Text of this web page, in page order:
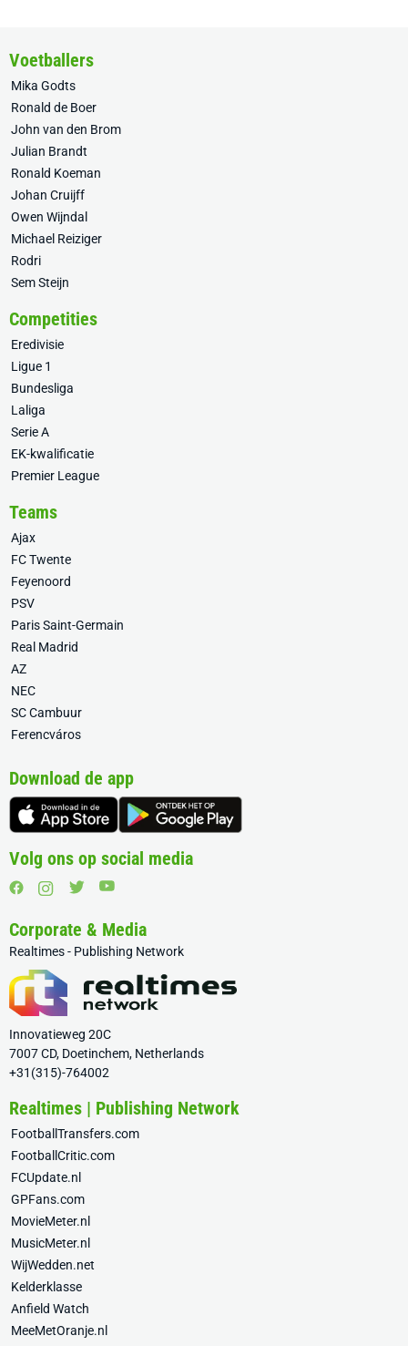
Voetballers
Mika Godts
Ronald de Boer
John van den Brom
Julian Brandt
Ronald Koeman
Johan Cruijff
Owen Wijndal
Michael Reiziger
Rodri
Sem Steijn
Competities
Eredivisie
Ligue 1
Bundesliga
Laliga
Serie A
EK-kwalificatie
Premier League
Teams
Ajax
FC Twente
Feyenoord
PSV
Paris Saint-Germain
Real Madrid
AZ
NEC
SC Cambuur
Ferencváros
Download de app
Volg ons op social media
Corporate & Media
Realtimes - Publishing Network
Innovatieweg 20C
7007 CD, Doetinchem, Netherlands
+31(315)-764002
Realtimes | Publishing Network
FootballTransfers.com
FootballCritic.com
FCUpdate.nl
GPFans.com
MovieMeter.nl
MusicMeter.nl
WijWedden.net
Kelderklasse
Anfield Watch
MeeMetOranje.nl